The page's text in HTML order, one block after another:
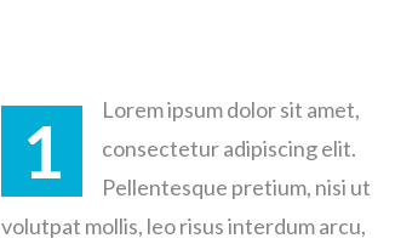
1
Lorem ipsum dolor sit amet,
consectetur adipiscing elit.
Pellentesque pretium, nisi ut
volutpat mollis, leo risus interdum arcu,